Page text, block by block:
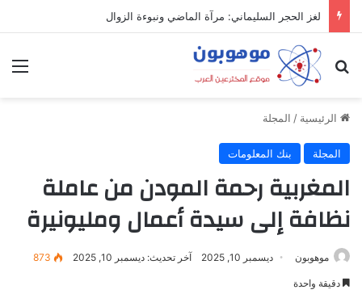
لغز الحجر السليماني: مرآة الماضي ونبوءة الزوال
بحث عن
الرئيسية / المجلة
المجلة بنك المعلومات
المغربية رحمة المودن من عاملة
نظافة إلى سيدة أعمال ومليونيرة
موهوبون ديسمبر 10, 2025 آخر تحديث: ديسمبر 10, 2025 873
دقيقة واحدة